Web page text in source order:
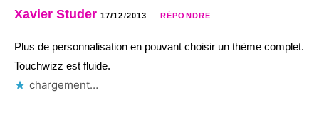
Xavier Studer 17/12/2013 RÉPONDRE
Plus de personnalisation en pouvant choisir un thème complet.
Touchwizz est fluide.
chargement…